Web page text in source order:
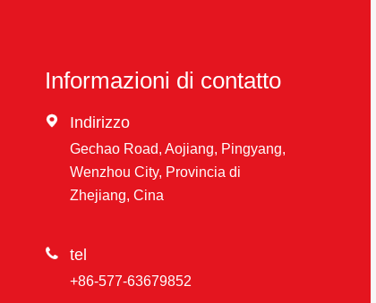
Informazioni di contatto
 Indirizzo
Gechao Road, Aojiang, Pingyang,
Wenzhou City, Provincia di
Zhejiang, Cina
 tel
+86-577-63679852